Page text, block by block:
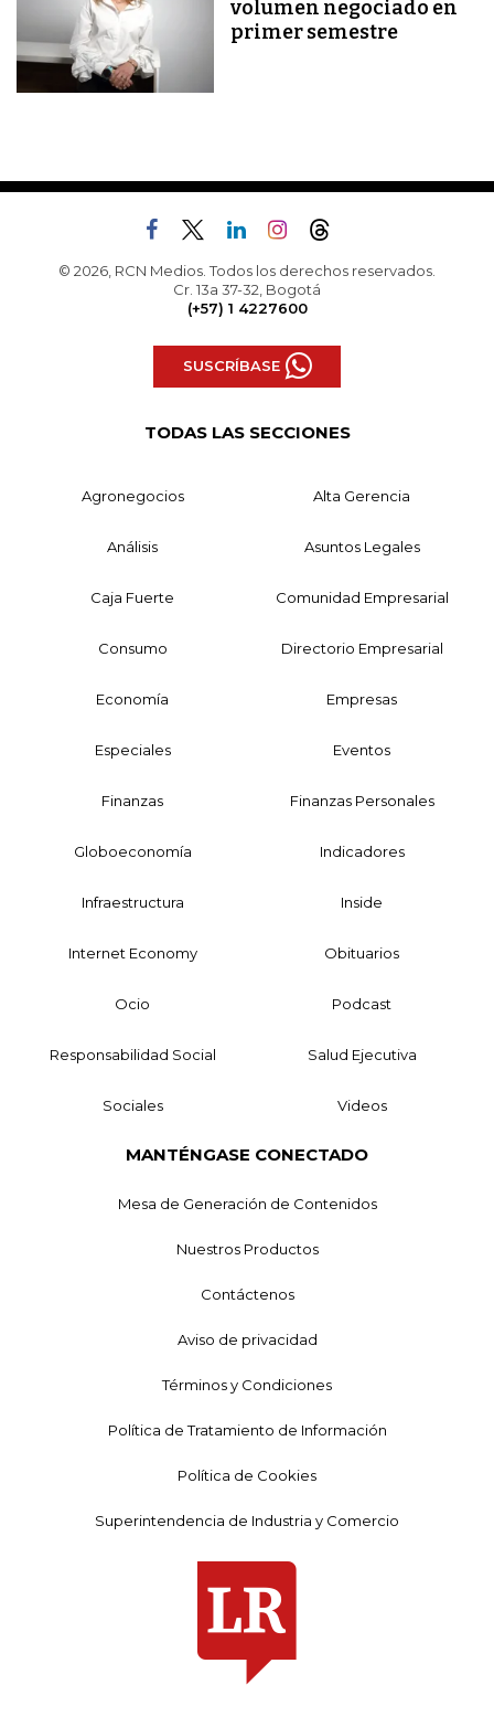
volumen negociado en
primer semestre
© 2026, RCN Medios. Todos los derechos reservados.
Cr. 13a 37-32, Bogotá
(+57) 1 4227600
SUSCRÍBASE
TODAS LAS SECCIONES
Agronegocios Alta Gerencia
Análisis Asuntos Legales
Caja Fuerte Comunidad Empresarial
Consumo Directorio Empresarial
Economía Empresas
Especiales Eventos
Finanzas Finanzas Personales
Globoeconomía Indicadores
Infraestructura Inside
Internet Economy Obituarios
Ocio Podcast
Responsabilidad Social Salud Ejecutiva
Sociales Videos
MANTÉNGASE CONECTADO
Mesa de Generación de Contenidos
Nuestros Productos
Contáctenos
Aviso de privacidad
Términos y Condiciones
Política de Tratamiento de Información
Política de Cookies
Superintendencia de Industria y Comercio